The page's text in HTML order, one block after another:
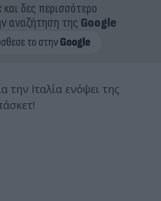
και δες περισσότερο
αναζήτηση της Google
την Ιταλία ενόψει της